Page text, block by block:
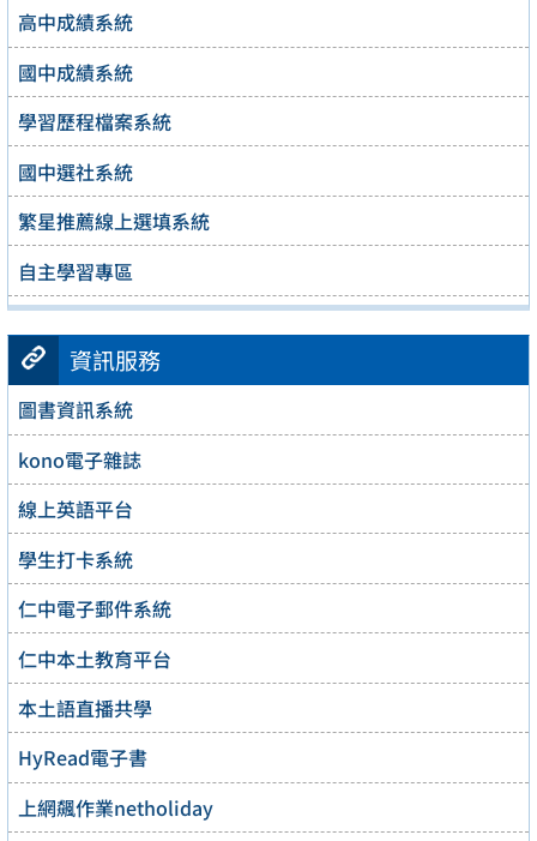
高中成績系統
國中成績系統
學習歷程檔案系統
國中選社系統
繁星推薦線上選填系統
自主學習專區
資訊服務
圖書資訊系統
kono電子雜誌
線上英語平台
學生打卡系統
仁中電子郵件系統
仁中本土教育平台
本土語直播共學
HyRead電子書
上網飆作業netholiday